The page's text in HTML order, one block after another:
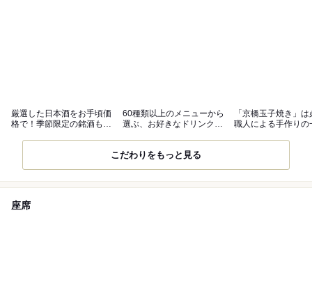
厳選した日本酒をお手頃価
格で！季節限定の銘酒もお
60種類以上のメニューから
選ぶ、お好きなドリンクを
「京橋玉子焼き」
職人による手作りの
こだわりをもっと見る
座席